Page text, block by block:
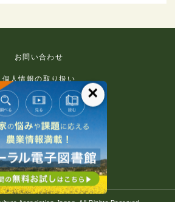
お問い合わせ
個人情報の取り扱い
免責事項
利用規約
推奨環境
著作権等について
×